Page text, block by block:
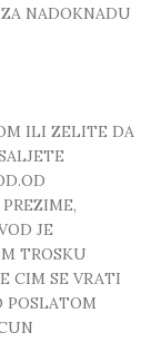
NADOKNADU
ILI ZELITE DA
JE
TROSKU
CIM SE VRATI
POSLATOM